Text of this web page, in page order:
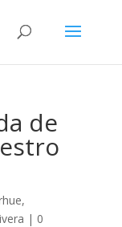
de
,
| 0